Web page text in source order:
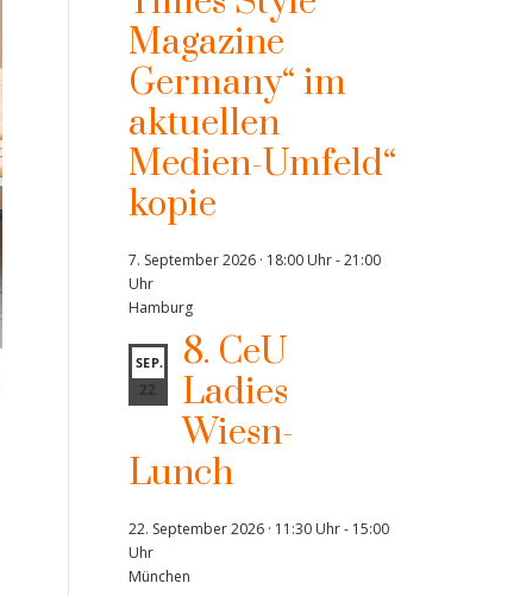
Magazine
Germany“ im
aktuellen
Medien-Umfeld“
kopie
7. September 2026 · 18:00 Uhr-21:00
Uhr
Hamburg
SEP.
22
8. CeU
Ladies
Wiesn-
Lunch
22. September 2026 · 11:30 Uhr- 15:00
Uhr
München